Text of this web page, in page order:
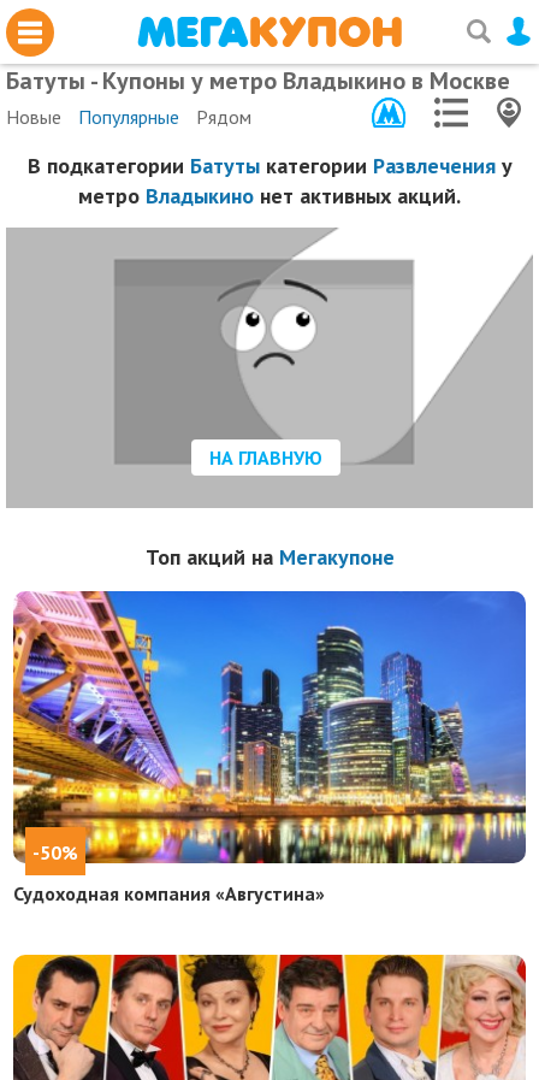
Батуты - Купоны у метро Владыкино в Москве
Новые Популярные Рядом
В подкатегории Батутыкатегории Развлеченияу
метро Владыкино нет активных акций.
НА ГЛАВНУЮ
Топ акций на Мегакупоне
-50%
Судоходная компания «Августина»